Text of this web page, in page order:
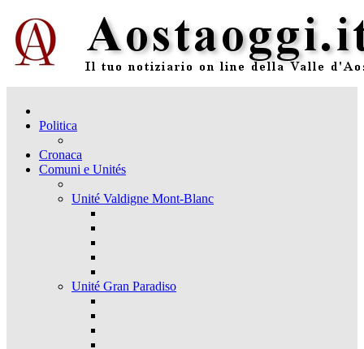
Politica
Cronaca
Comuni e Unités
Unité Valdigne Mont-Blanc
Unité Gran Paradiso